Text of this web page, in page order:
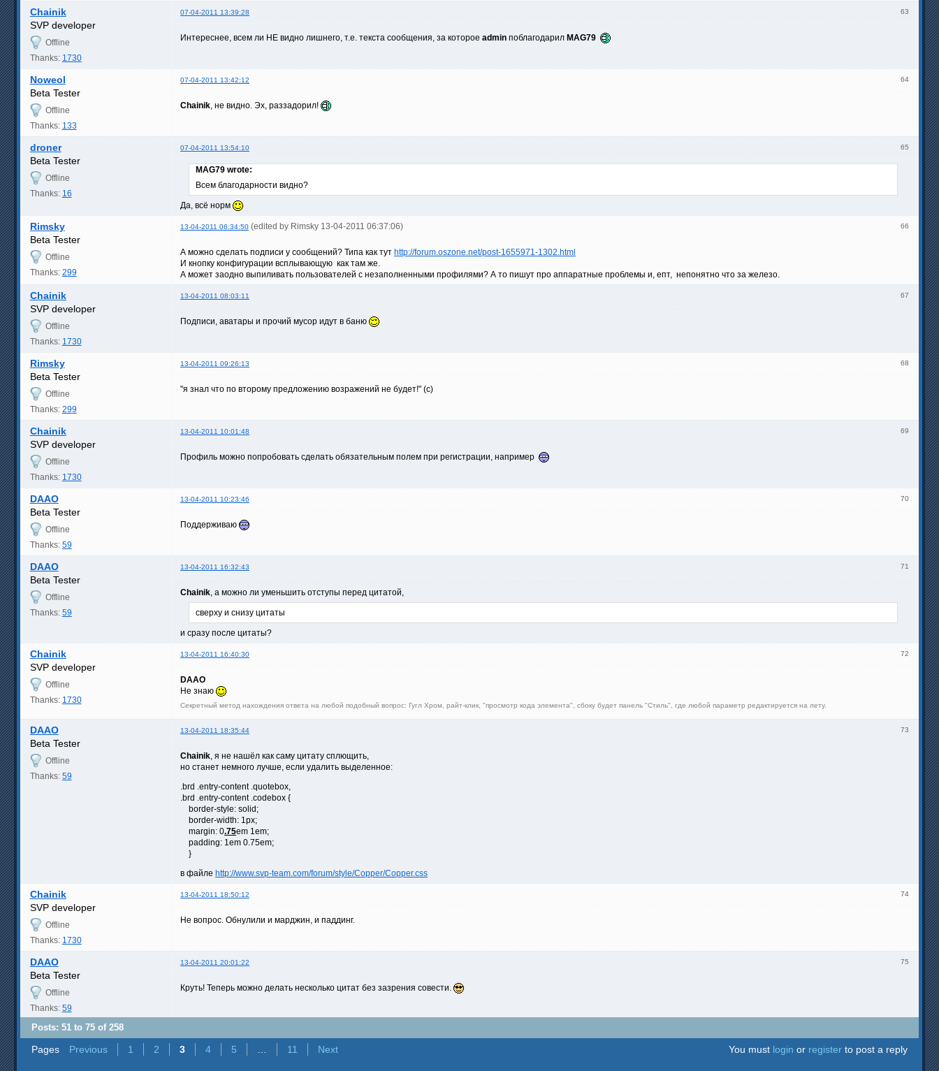
63
Chainik 07-04-2011 13:39:28
SVP developer
Offline
Thanks: 1730
Интереснее, всем ли НЕ видно лишнего, т.е. текста сообщения, за которое admin поблагодарил MAG79
64
Noweol 07-04-2011 13:42:12
Beta Tester
Offline
Thanks: 133
Chainik, не видно. Эх, раззадорил!
65
droner 07-04-2011 13:54:10
Beta Tester
Offline
Thanks: 16
MAG79 wrote:
Всем благодарности видно?
Да, всё норм
66
Rimsky 13-04-2011 06:34:50 (edited by Rimsky 13-04-2011 06:37:06)
Beta Tester
Offline
Thanks: 299
А можно сделать подписи у сообщений? Типа как тут http://forum.oszone.net/post-1655971-1302.html
И кнопку конфигурации всплывающую как там же.
А может заодно выпиливать пользователей с незаполненными профилями? А то пишут про аппаратные проблемы и, епт, непонятно что за железо.
67
Chainik 13-04-2011 08:03:11
SVP developer
Offline
Thanks: 1730
Подписи, аватары и прочий мусор идут в баню
68
Rimsky 13-04-2011 09:26:13
Beta Tester
Offline
Thanks: 299
"я знал что по второму предложению возражений не будет!" (с)
69
Chainik 13-04-2011 10:01:48
SVP developer
Offline
Thanks: 1730
Профиль можно попробовать сделать обязательным полем при регистрации, например
70
DAAO 13-04-2011 10:23:46
Beta Tester
Offline
Thanks: 59
Поддерживаю
71
DAAO 13-04-2011 16:32:43
Beta Tester
Offline
Thanks: 59
Chainik, а можно ли уменьшить отступы перед цитатой,
сверху и снизу цитаты
и сразу после цитаты?
72
Chainik 13-04-2011 16:40:30
SVP developer
Offline
Thanks: 1730
DAAO
Не знаю
Секретный метод нахождения ответа на любой подобный вопрос: Гугл Хром, райт-клик, "просмотр кода элемента", сбоку будет панель "Стиль", где любой параметр редактируется на лету.
73
DAAO 13-04-2011 18:35:44
Beta Tester
Offline
Thanks: 59
Chainik, я не нашёл как саму цитату сплющить,
но станет немного лучше, если удалить выделенное:
.brd .entry-content .quotebox,
.brd .entry-content .codebox {
border-style: solid;
border-width: 1px;
margin: 0.75em 1em;
padding: 1em 0.75em;
}
в файле http://www.svp-team.com/forum/style/Copper/Copper.css
74
Chainik 13-04-2011 18:50:12
SVP developer
Offline
Thanks: 1730
Не вопрос. Обнулили и марджин, и паддинг.
75
DAAO 13-04-2011 20:01:22
Beta Tester
Offline
Thanks: 59
Круть! Теперь можно делать несколько цитат без зазрения совести.
Posts: 51 to 75 of 258
Pages Previous 1 2 3 4 5 11 Next You must login or register to post a reply